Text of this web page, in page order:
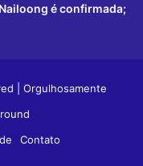
é confirmada;
| Orgulhosamente
Contato